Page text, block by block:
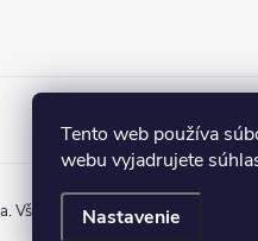
Tento web používa
webu vyjadrujete
Nastavenie
. Všetky práva vyhradené.